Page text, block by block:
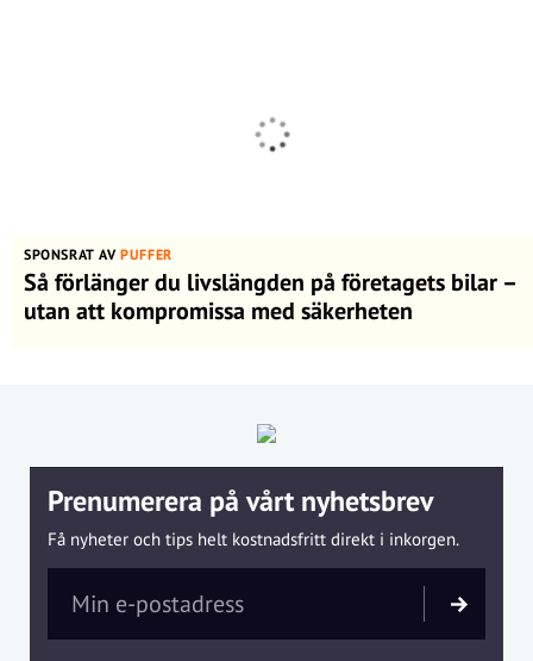
SPONSRAT AVPUFFER
Så förlänger du livslängden på företagets bilar –
utan att kompromissa med säkerheten
Prenumerera på vårt nyhetsbrev
Få nyheter och tips helt kostnadsfritt direkt i inkorgen.